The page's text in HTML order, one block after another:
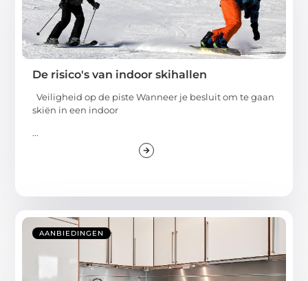
De risico's van indoor skihallen
Veiligheid op de piste Wanneer je besluit om te gaan
skiën in een indoor
...
AANBIEDINGEN